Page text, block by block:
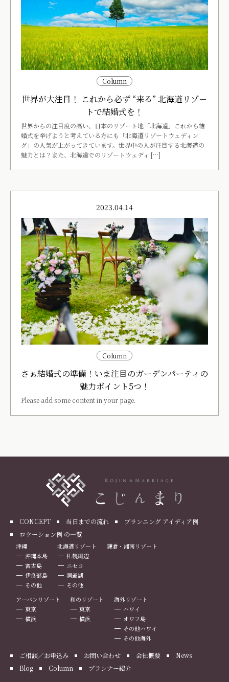
Column
世界が大注目！ これから必ず “来る” 北海道リゾー
トで結婚式を！
世界からの注目度の高い、日本のリゾート地「北海道」これから結
婚式を挙げようと考えている方にも「北海道リゾートウェディン
グ」の人気が上がってきています。世界中の人が注目する北海道の
魅力とは？また、北海道でのリゾートウェディ […]
2023.04.14
Column
さぁ結婚式の準備！いま注目のガーデンパーティの
魅力ポイント5つ！
Please add some content in your page.
CONCEPT 当日までの流れ
プランニング アイディア例
ロケーション例 の一覧
沖縄
沖縄本島
宮古島
伊良部島
その他
北海道リゾート
札幌周辺
ニセコ
洞爺湖
その他
鎌倉・湘南リゾート
アーバンリゾート
東京
横浜
和のリゾート
東京
横浜
海外リゾート
ハワイ
オワフ島
その他ハワイ
その他海外
ご相談／お申込み お問い合わせ 会社概要
News
Blog
Column プランナー紹介